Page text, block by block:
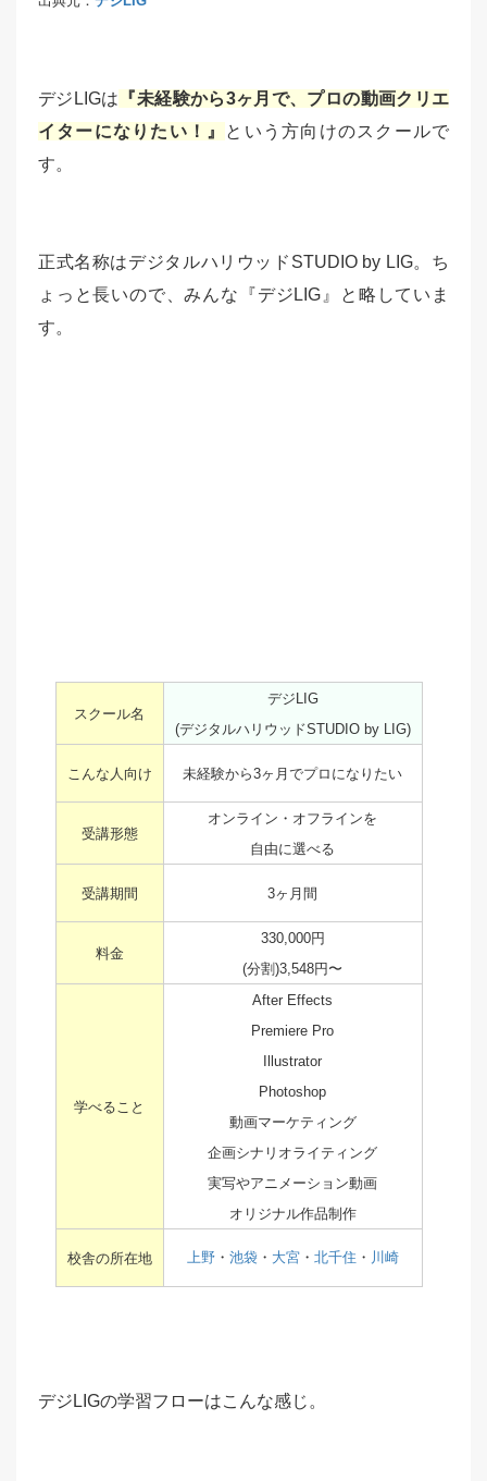
デジLIGは 『未経験から3ヶ月で、プロの動画クリエ
イターになりたい！』 という方向けのスクールで
す。
正式名称はデジタルハリウッドSTUDIO by LIG。ち
ょっと長いので、みんな『デジLIG』と略していま
す。
スクール名
デジLIG
(デジタルハリウッドSTUDIO by LIG)
こんな人向け 未経験から3ヶ月でプロになりたい
受講形態
オンライン・オフラインを
自由に選べる
受講期間 3ヶ月間
料金
330,000円
(分割)3,548円〜
学べること
After Effects
Premiere Pro
Illustrator
Photoshop
動画マーケティング
企画シナリオライティング
実写やアニメーション動画
オリジナル作品制作
校舎の所在地 上野・ 池袋・ 大宮・ 北千住 ・ 川崎
デジLIGの学習フローはこんな感じ。